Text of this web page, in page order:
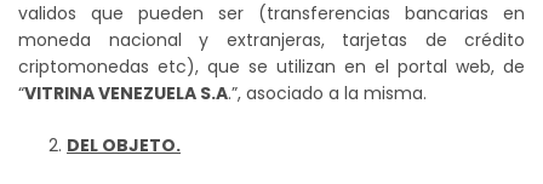
validos que pueden ser (transferencias bancarias en
moneda nacional y extranjeras, tarjetas de crédito
criptomonedas etc), que se utilizan en el portal web, de
“VITRINA VENEZUELA S.A.”, asociado a la misma.
DEL OBJETO.